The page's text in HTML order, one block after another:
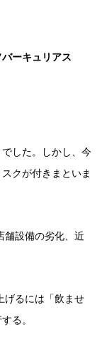
バーキュリアス
した。しかし、今
クが付きまといま
舗設備の劣化、近
げるには「飲ませ
る。